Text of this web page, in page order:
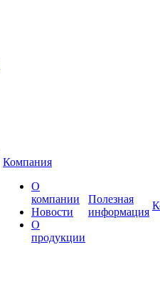
Компания
О
компании
Новости
О
продукции
Полезная
информация